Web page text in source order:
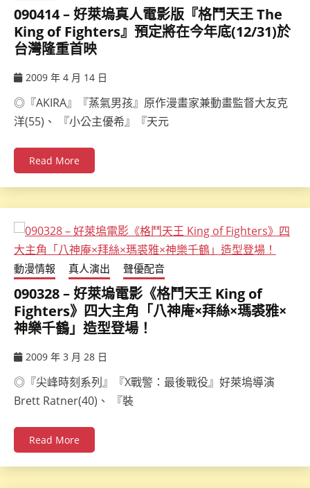
090414 – 好萊塢真人電影版『格鬥天王 The
King of Fighters』預定將在今年底(12/31)於
台灣隆重首映
2009 年 4 月 14 日
◎『AKIRA』『蒸氣男孩』原作漫畫家兼動畫監督大友克
洋(55)、 『小公主優希』『天元
Read More
動漫情報 真人演出 聲優配音
090328 – 好萊塢電影《格鬥天王 King of
Fighters》四大主角「八神庵×拜絲×瑪裘雅×
神樂千鶴」造型登場！
2009 年 3 月 28 日
◎『尖峰時刻系列』『X戰警：最後戰役』好萊塢導演
Brett Ratner(40)、 『裝
Read More